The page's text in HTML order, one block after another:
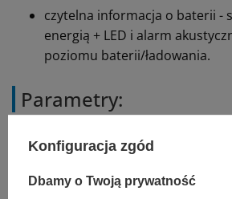
czytelna informacja o baterii -
energią + LED i alarm
poziomu baterii/ładowania.
Parametry:
pompa tłokowa, bezolejowa,
Konfiguracja zgód
Dbamy o Twoją prywatność